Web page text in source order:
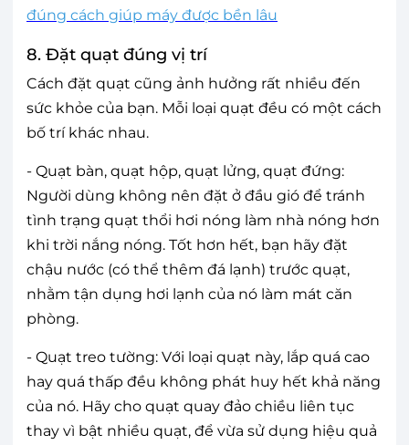
đúng cách giúp máy được bền lâu
8. Đặt quạt đúng vị trí
Cách đặt quạt cũng ảnh hưởng rất nhiều đến
sức khỏe của bạn. Mỗi loại quạt đều có một cách
bố trí khác nhau.
- Quạt bàn, quạt hộp, quạt lửng, quạt đứng:
Người dùng không nên đặt ở đầu gió để tránh
tình trạng quạt thổi hơi nóng làm nhà nóng hơn
khi trời nắng nóng. Tốt hơn hết, bạn hãy đặt
chậu nước (có thể thêm đá lạnh) trước quạt,
nhằm tận dụng hơi lạnh của nó làm mát căn
phòng.
- Quạt treo tường: Với loại quạt này, lắp quá cao
hay quá thấp đều không phát huy hết khả năng
của nó. Hãy cho quạt quay đảo chiều liên tục
thay vì bật nhiều quạt, để vừa sử dụng hiệu quả